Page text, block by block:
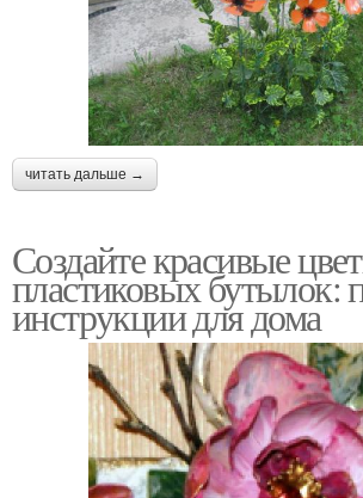
читать дальше →
Создайте красивые
пластиковых бутылок:
инструкции для дома